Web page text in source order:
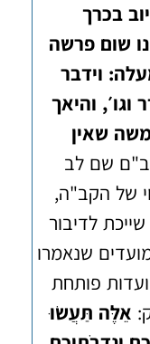
בכרך
שום פרשה
וידבר
והיאך
שאין
שם לב
של הקב"ה,
לדיבור
שנאמרו
פותחת
אֵלֶּה תַּעֲשׂוּ